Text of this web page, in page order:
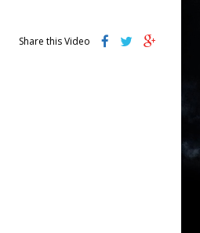
Share this Video